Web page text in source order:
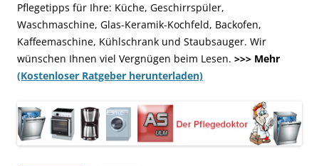
Pflegetipps für Ihre: Küche, Geschirrspüler,
Waschmaschine, Glas-Keramik-Kochfeld, Backofen,
Kaffeemaschine, Kühlschrank und Staubsauger. Wir
wünschen Ihnen viel Vergnügen beim Lesen. >>> Mehr
(Kostenloser Ratgeber herunterladen)